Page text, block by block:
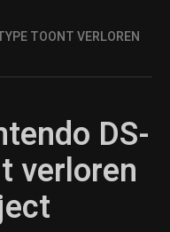
TOONT VERLOREN
DS-
verloren